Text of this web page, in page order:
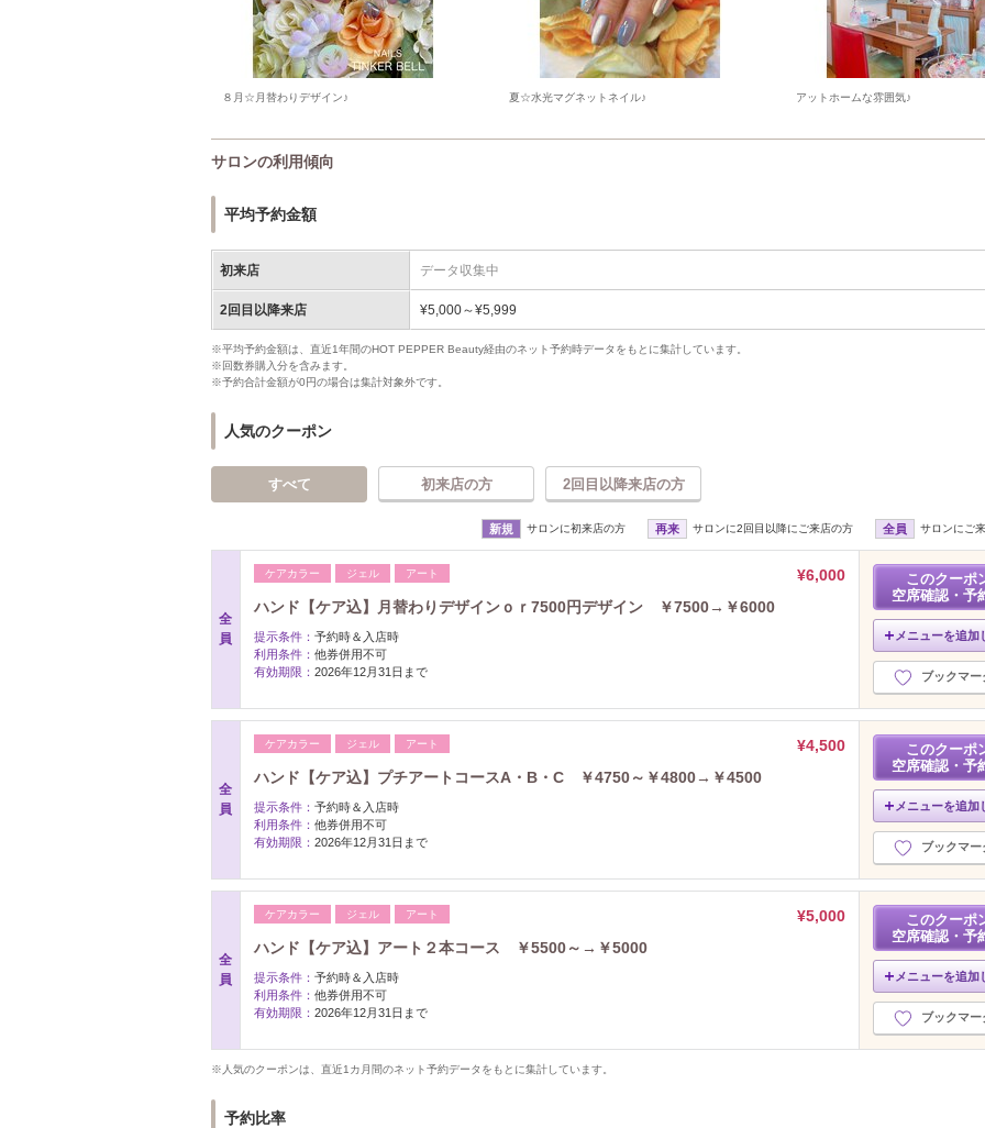
８月☆月替わりデザイン♪ 夏☆水光マグネットネイル♪ アットホームな雰囲気♪
サロンの利用傾向
平均予約金額
初来店 データ収集中
2回目以降来店 ¥5,000～¥5,999
※平均予約金額は、直近1年間のHOT PEPPER Beauty経由のネット予約時データをもとに集計しています。
※回数券購入分を含みます。
※予約合計金額が0円の場合は集計対象外です。
人気のクーポン
すべて 初来店の方 2回目以降来店の方
新規 サロンに初来店の方 再来 サロンに2回目以降にご来店の方 全員 サロンにご
全
員
ケアカラー ジェル アート
¥6,000
ハンド【ケア込】月替わりデザインｏｒ7500円デザイン ￥7500→￥6000
提示条件： 予約時＆入店時
利用条件： 他券併用不可
有効期限： 2026年12月31日まで
このクーポ
空席確認・予
メニューを追加
ブックマー
全
員
ケアカラー ジェル アート
¥4,500
ハンド【ケア込】プチアートコースA・B・C ￥4750～￥4800→￥4500
提示条件： 予約時＆入店時
利用条件： 他券併用不可
有効期限： 2026年12月31日まで
このクーポ
空席確認・予
メニューを追加
ブックマー
全
員
ケアカラー ジェル アート
¥5,000
ハンド【ケア込】アート２本コース ￥5500～→￥5000
提示条件： 予約時＆入店時
利用条件： 他券併用不可
有効期限： 2026年12月31日まで
このクーポ
空席確認・予
メニューを追加
ブックマー
※人気のクーポンは、直近1カ月間のネット予約データをもとに集計しています。
予約比率